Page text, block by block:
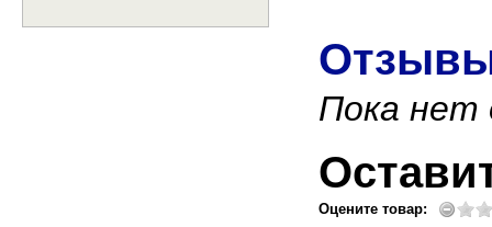
Пока нет
Оцените товар: